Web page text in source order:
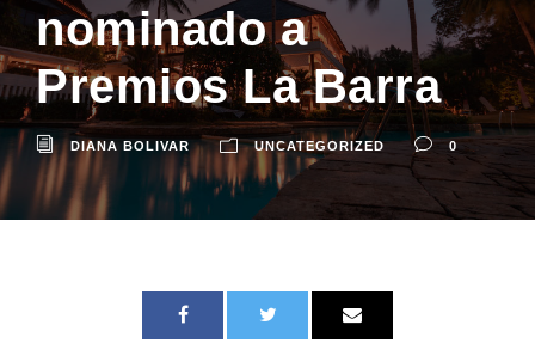
nominado a
Premios La Barra
DIANA BOLIVAR UNCATEGORIZED 0